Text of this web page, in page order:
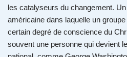
les catalyseurs du changement.
américaine dans laquelle un
certain degré de conscience du
souvent une personne qui devient